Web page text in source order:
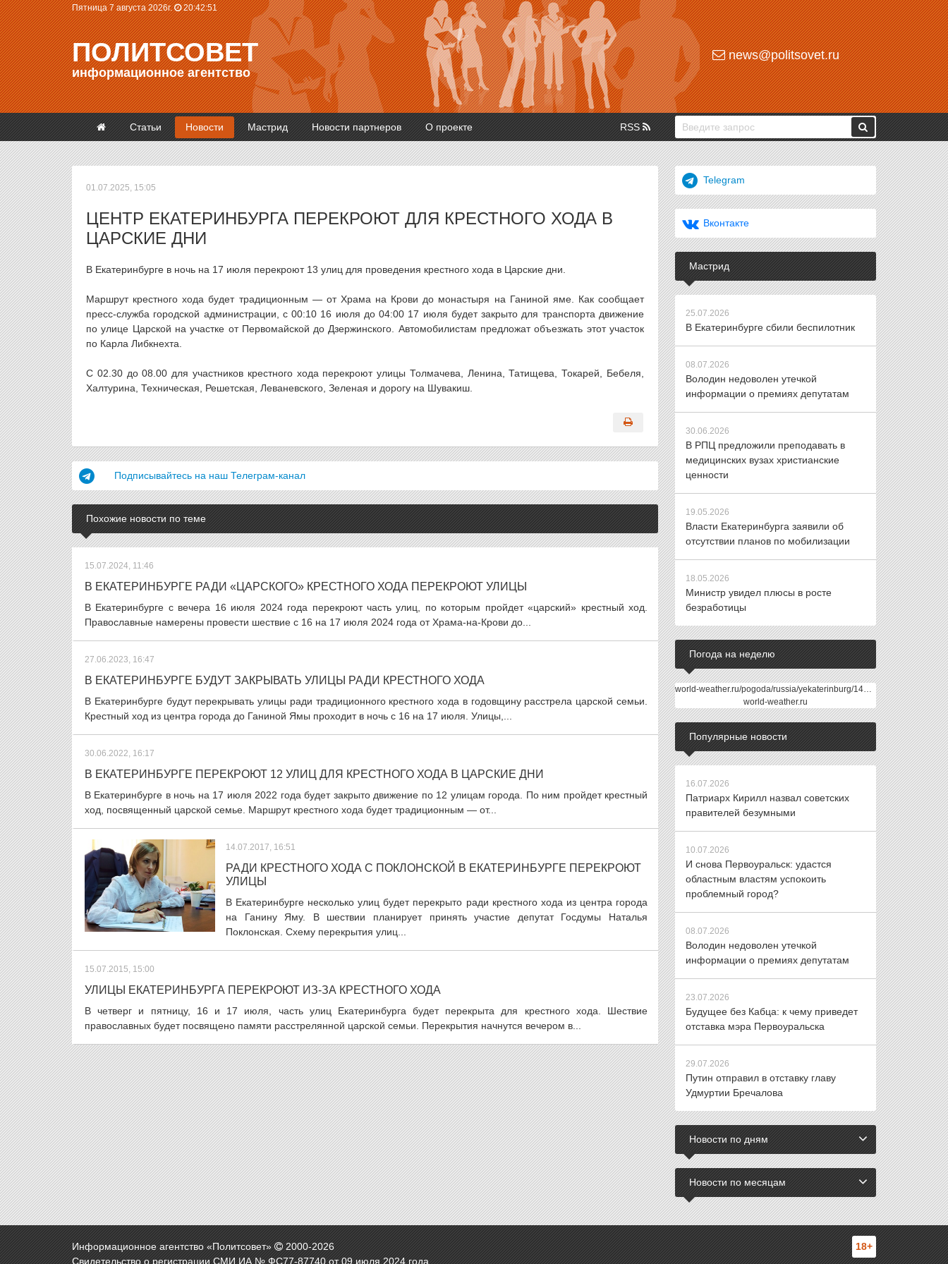
Пятница 7 августа 2026г. 20:42:51
ПОЛИТСОВЕТ
информационное агентство
news@politsovet.ru
Статьи Новости Мастрид Новости партнеров О проекте RSS
01.07.2025, 15:05
ЦЕНТР ЕКАТЕРИНБУРГА ПЕРЕКРОЮТ ДЛЯ КРЕСТНОГО ХОДА В
ЦАРСКИЕ ДНИ
В Екатеринбурге в ночь на 17 июля перекроют 13 улиц для проведения крестного хода в Царские дни.
Маршрут крестного хода будет традиционным — от Храма на Крови до монастыря на Ганиной яме. Как сообщает
пресс-служба городской администрации, с 00:10 16 июля до 04:00 17 июля будет закрыто для транспорта движение
по улице Царской на участке от Первомайской до Дзержинского. Автомобилистам предложат объезжать этот участок
по Карла Либкнехта.
С 02.30 до 08.00 для участников крестного хода перекроют улицы Толмачева, Ленина, Татищева, Токарей, Бебеля,
Халтурина, Техническая, Решетская, Леваневского, Зеленая и дорогу на Шувакиш.
Подписывайтесь на наш Телеграм-канал
Похожие новости по теме
15.07.2024, 11:46
В ЕКАТЕРИНБУРГЕ РАДИ «ЦАРСКОГО» КРЕСТНОГО ХОДА ПЕРЕКРОЮТ УЛИЦЫ
В Екатеринбурге с вечера 16 июля 2024 года перекроют часть улиц, по которым пройдет «царский» крестный ход.
Православные намерены провести шествие с 16 на 17 июля 2024 года от Храма-на-Крови до...
27.06.2023, 16:47
В ЕКАТЕРИНБУРГЕ БУДУТ ЗАКРЫВАТЬ УЛИЦЫ РАДИ КРЕСТНОГО ХОДА
В Екатеринбурге будут перекрывать улицы ради традиционного крестного хода в годовщину расстрела царской семьи.
Крестный ход из центра города до Ганиной Ямы проходит в ночь с 16 на 17 июля. Улицы,...
30.06.2022, 16:17
В ЕКАТЕРИНБУРГЕ ПЕРЕКРОЮТ 12 УЛИЦ ДЛЯ КРЕСТНОГО ХОДА В ЦАРСКИЕ ДНИ
В Екатеринбурге в ночь на 17 июля 2022 года будет закрыто движение по 12 улицам города. По ним пройдет крестный
ход, посвященный царской семье. Маршрут крестного хода будет традиционным — от...
14.07.2017, 16:51
РАДИ КРЕСТНОГО ХОДА С ПОКЛОНСКОЙ В ЕКАТЕРИНБУРГЕ ПЕРЕКРОЮТ
УЛИЦЫ
В Екатеринбурге несколько улиц будет перекрыто ради крестного хода из центра города
на Ганину Яму. В шествии планирует принять участие депутат Госдумы Наталья
Поклонская. Схему перекрытия улиц...
15.07.2015, 15:00
УЛИЦЫ ЕКАТЕРИНБУРГА ПЕРЕКРОЮТ ИЗ-ЗА КРЕСТНОГО ХОДА
В четверг и пятницу, 16 и 17 июля, часть улиц Екатеринбурга будет перекрыта для крестного хода. Шествие
православных будет посвящено памяти расстрелянной царской семьи. Перекрытия начнутся вечером в...
Telegram
Вконтакте
Мастрид
25.07.2026
В Екатеринбурге сбили беспилотник
08.07.2026
Володин недоволен утечкой
информации о премиях депутатам
30.06.2026
В РПЦ предложили преподавать в
медицинских вузах христианские
ценности
19.05.2026
Власти Екатеринбурга заявили об
отсутствии планов по мобилизации
18.05.2026
Министр увидел плюсы в росте
безработицы
Погода на неделю
world-weather.ru/pogoda/russia/yekaterinburg/14days/
world-weather.ru
Популярные новости
16.07.2026
Патриарх Кирилл назвал советских
правителей безумными
10.07.2026
И снова Первоуральск: удастся
областным властям успокоить
проблемный город?
08.07.2026
Володин недоволен утечкой
информации о премиях депутатам
23.07.2026
Будущее без Кабца: к чему приведет
отставка мэра Первоуральска
29.07.2026
Путин отправил в отставку главу
Удмуртии Бречалова
Новости по дням
Новости по месяцам
Информационное агентство «Политсовет» 2000-2026
Свидетельство о регистрации СМИ ИА № ФС77-87740 от 09 июля 2024 года.
18+